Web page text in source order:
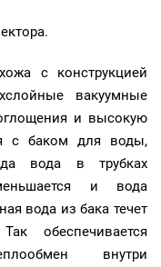
с конструкцией
вакуумные
и высокую
с баком для воды,
вода в трубках
и вода
вода из бака течет
обеспечивается
внутри